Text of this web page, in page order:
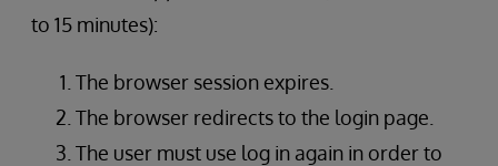
to 15 minutes):
The browser session expires.
The browser redirects to the login page.
The user must use log in again in order to